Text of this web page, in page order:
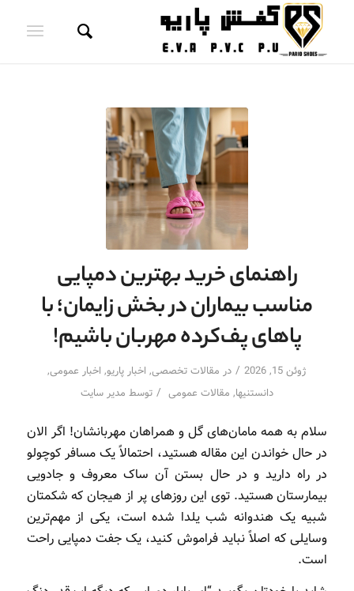
راهنمای خرید بهترین دمپایی
مناسب بیماران در بخش زایمان؛ با
پاهای پف‌کرده مهربان باشیم!
ژوئن 15, 2026 / در مقالات تخصصی, اخبار پاریو, اخبار عمومی,
دانستنیها, مقالات عمومی / توسط مدیر سایت
سلام به همه مامان‌های گل و همراهان مهربانشان! اگر الان
در حال خواندن این مقاله هستید، احتمالاً یک مسافر کوچولو
در راه دارید و در حال بستن آن ساک معروف و جادویی
بیمارستان هستید. توی این روزهای پر از هیجان که شکمتان
شبیه یک هندوانه شب یلدا شده است، یکی از مهم‌ترین
وسایلی که اصلاً نباید فراموش کنید، یک جفت دمپایی راحت
است.